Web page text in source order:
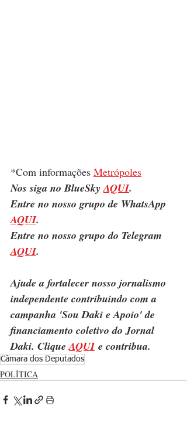
*Com informações Metrópoles
Nos siga no BlueSky AQUI.
Entre no nosso grupo de WhatsApp
AQUI.
Entre no nosso grupo do Telegram
AQUI.
Ajude a fortalecer nosso jornalismo
independente contribuindo com a
campanha 'Sou Daki e Apoio' de
financiamento coletivo do Jornal
Daki. Clique AQUI e contribua.
Câmara dos Deputados
POLÍTICA